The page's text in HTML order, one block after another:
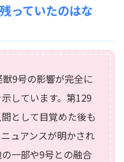
っていたのはな
9号の影響が完全に
しています。第129
として目覚めた後も
ュアンスが明かされ
一部や9号との融合